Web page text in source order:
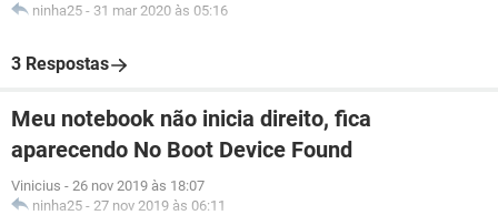
ninha25 - 31 mar 2020 às 05:16
3 Respostas
Meu notebook não inicia direito, fica
aparecendo No Boot Device Found
Vinicius - 26 nov 2019 às 18:07
ninha25 - 27 nov 2019 às 06:11